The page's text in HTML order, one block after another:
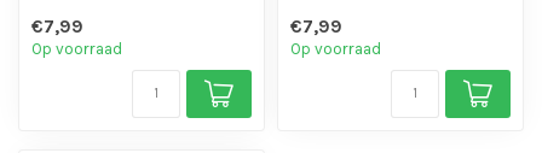
- Scheur mooi recht af me...
€7,99
Op voorraad
€7,99
Op voorraad